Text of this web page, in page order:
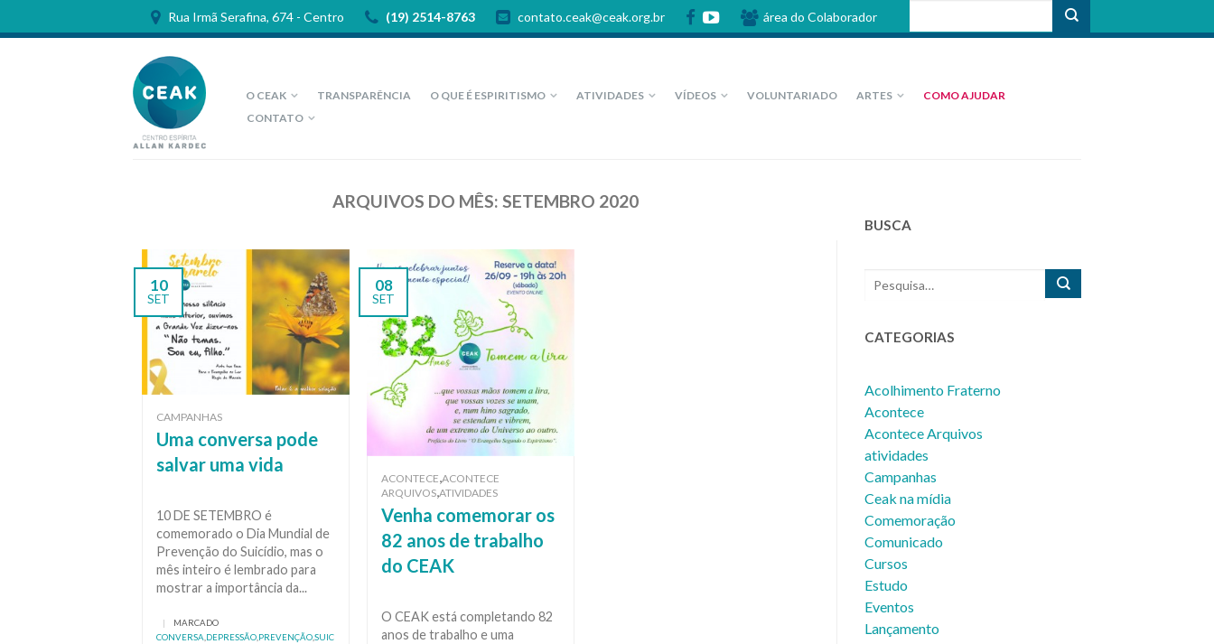
Rua Irmã Serafina, 674 - Centro (19) 2514-8763 contato.ceak@ceak.org.br área do Colaborador
O CEAK TRANSPARÊNCIA O QUE É ESPIRITISMO ATIVIDADES VÍDEOS VOLUNTARIADO ARTES
COMO AJUDAR
CONTATO
ARQUIVOS DO MÊS: SETEMBRO 2020
10
SET
CAMPANHAS
Uma conversa pode
salvar uma vida
10 DE SETEMBRO é
comemorado o Dia Mundial de
Prevenção do Suicídio, mas o
mês inteiro é lembrado para
mostrar a importância da...
|
MARCADO
CONVERSA,DEPRESSÃO,PREVENÇÃO,SUIC
08
SET
ACONTECE,ACONTECE
ARQUIVOS,ATIVIDADES
Venha comemorar os
82 anos de trabalho
do CEAK
O CEAK está completando 82
anos de trabalho e uma
BUSCA
CATEGORIAS
Acolhimento Fraterno
Acontece
Acontece Arquivos
atividades
Campanhas
Ceak na mídia
Comemoração
Comunicado
Cursos
Estudo
Eventos
Lançamento